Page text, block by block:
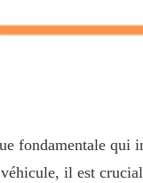
fondamentale
il est